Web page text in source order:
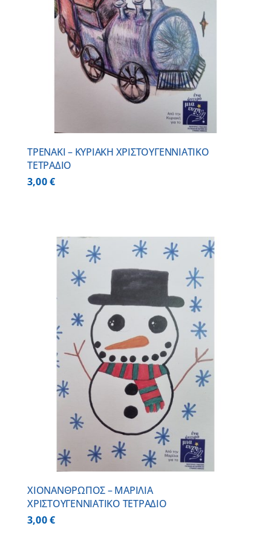
ΤΡΕΝΑΚΙ – ΚΥΡΙΑΚΗ ΧΡΙΣΤΟΥΓΕΝΝΙΑΤΙΚΟ
ΤΕΤΡΑΔΙΟ
3,00€
ΧΙΟΝΑΝΘΡΩΠΟΣ – ΜΑΡΙΛΙΑ
ΧΡΙΣΤΟΥΓΕΝΝΙΑΤΙΚΟ ΤΕΤΡΑΔΙΟ
3,00€